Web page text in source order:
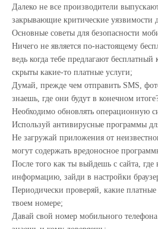
Далеко не все производители
закрывающие критические уязвимости
Основные советы для безопасности
Ничего не является по-настоящему
ведь когда тебе предлагают
скрыты какие-то платные услуги;
Думай, прежде чем отправить SMS,
знаешь, где они будут в конечном
Необходимо обновлять операционную
Используй антивирусные программы
Не загружай приложения от
могут содержать вредоносное
После того как ты выйдешь с сайта,
информацию, зайди в настройки
Периодически проверяй, какие
твоем номере;
Давай свой номер мобильного